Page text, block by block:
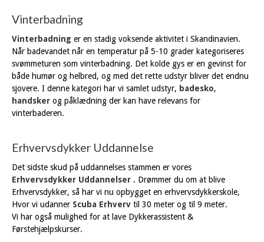
Vinterbadning
Vinterbadning er en stadig voksende aktivitet i Skandinavien.
Når badevandet når en temperatur på 5-10 grader kategoriseres
svømmeturen som vinterbadning. Det kolde gys er en gevinst for
både humør og helbred, og med det rette udstyr bliver det endnu
sjovere. I denne kategori har vi samlet udstyr, badesko,
handsker og påklædning der kan have relevans for
vinterbaderen.
Erhvervsdykker Uddannelse
Det sidste skud på uddannelses stammen er vores
Erhvervsdykker Uddannelser . Drømmer du om at blive
Erhvervsdykker, så har vi nu opbygget en erhvervsdykkerskole,
Hvor vi udanner Scuba Erhverv til 30 meter og til 9 meter.
Vi har også mulighed for at lave Dykkerassistent &
Førstehjælpskurser.